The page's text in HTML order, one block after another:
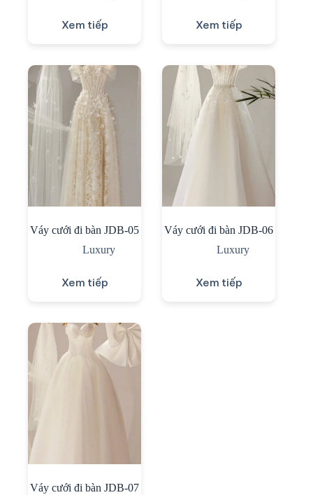
Xem tiếp Xem tiếp
Váy cưới đi bàn JDB-05
Luxury
Xem tiếp
Váy cưới đi bàn JDB-06
Luxury
Xem tiếp
Váy cưới đi bàn JDB-07